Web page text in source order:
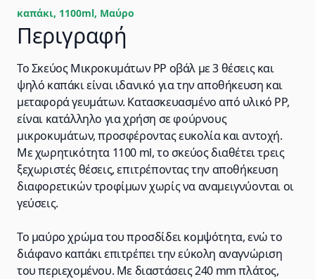
καπάκι, 1100ml, Mαύρο
Περιγραφή
Το Σκεύος Μικροκυμάτων PP οβάλ με 3 θέσεις και
ψηλό καπάκι είναι ιδανικό για την αποθήκευση και
μεταφορά γευμάτων. Κατασκευασμένο από υλικό PP,
είναι κατάλληλο για χρήση σε φούρνους
μικροκυμάτων, προσφέροντας ευκολία και αντοχή.
Με χωρητικότητα 1100 ml, το σκεύος διαθέτει τρεις
ξεχωριστές θέσεις, επιτρέποντας την αποθήκευση
διαφορετικών τροφίμων χωρίς να αναμειγνύονται οι
γεύσεις.
Το μαύρο χρώμα του προσδίδει κομψότητα, ενώ το
διάφανο καπάκι επιτρέπει την εύκολη αναγνώριση
του περιεχομένου. Με διαστάσεις 240 mm πλάτος,